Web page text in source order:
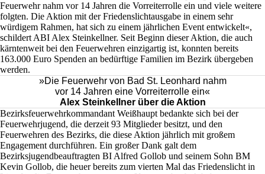
Feuerwehr nahm vor 14 Jahren die Vorreiterrolle ein und viele weitere
folgten. Die Aktion mit der Friedenslichtausgabe in einem sehr
würdigem Rahmen, hat sich zu einem jährlichen Event entwickelt«,
schildert ABI Alex Steinkellner. Seit Beginn dieser Aktion, die auch
kärntenweit bei den Feuerwehren einzigartig ist, konnten bereits
163.000 Euro Spenden an bedürftige Familien im Bezirk übergeben
werden.
»Die Feuerwehr von Bad St. Leonhard nahm
vor 14 Jahren eine Vorreiterrolle ein«
Alex Steinkellner über die Aktion
Bezirksfeuerwehrkommandant Weißhaupt bedankte sich bei der
Feuerwehrjugend, die derzeit 93 Mitglieder besitzt, und den
Feuerwehren des Bezirks, die diese Aktion jährlich mit großem
Engagement durchführen. Ein großer Dank galt dem
Bezirksjugendbeauftragten BI Alfred Gollob und seinem Sohn BM
Kevin Gollob, die heuer bereits zum vierten Mal das Friedenslicht in